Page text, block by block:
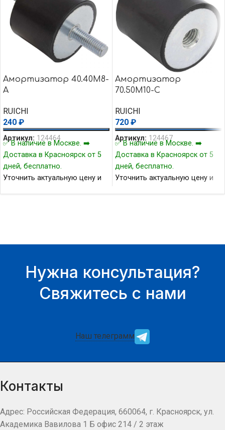
Амортизатор 40.40M8-
А
RUICHI
240 ₽
Артикул: 124464
✅ В наличие в Москве. ➡️
Доставка в Красноярск от 5
дней, бесплатно.
Уточнить актуальную цену и
Амортизатор
70.50M10-C
RUICHI
720 ₽
Артикул: 124467
✅ В наличие в Москве. ➡️
Доставка в Красноярск от 5
дней, бесплатно.
Уточнить актуальную цену и
Нужна консультация?
Свяжитесь с нами
Наш телеграмм
Контакты
Адрес: Российская Федерация, 660064, г. Красноярск, ул.
Академика Вавилова 1 Б офис 214 / 2 этаж